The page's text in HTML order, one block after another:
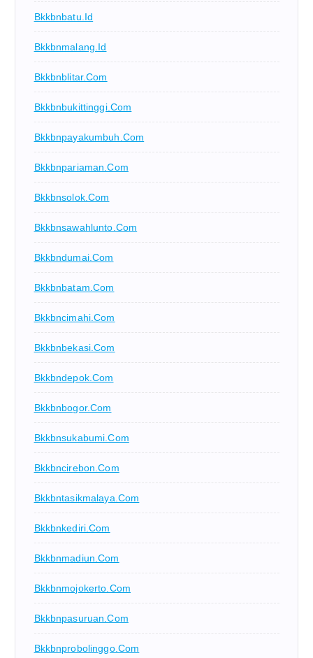
Bkkbnbatu.id
Bkkbnmalang.id
Bkkbnblitar.com
Bkkbnbukittinggi.com
Bkkbnpayakumbuh.com
Bkkbnpariaman.com
Bkkbnsolok.com
Bkkbnsawahlunto.com
Bkkbndumai.com
Bkkbnbatam.com
Bkkbncimahi.com
Bkkbnbekasi.com
Bkkbndepok.com
Bkkbnbogor.com
Bkkbnsukabumi.com
Bkkbncirebon.com
Bkkbntasikmalaya.com
Bkkbnkediri.com
Bkkbnmadiun.com
Bkkbnmojokerto.com
Bkkbnpasuruan.com
Bkkbnprobolinggo.com